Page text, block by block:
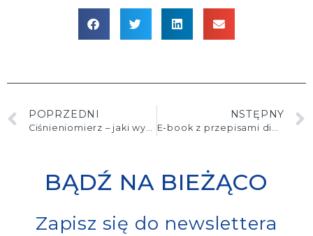
POPRZEDNI
Ciśnieniomierz – jaki wybrać?
NSTĘPNY
E-book z przepisami diety dash dla osób z nadciśnieniem tętniczym
BĄDŹ NA BIEŻĄCO
Zapisz się do newslettera